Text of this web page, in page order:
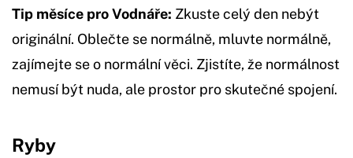
Tip měsíce pro Vodnáře: Zkuste celý den nebýt
originální. Oblečte se normálně, mluvte normálně,
zajímejte se o normální věci. Zjistíte, že normálnost
nemusí být nuda, ale prostor pro skutečné spojení.
Ryby